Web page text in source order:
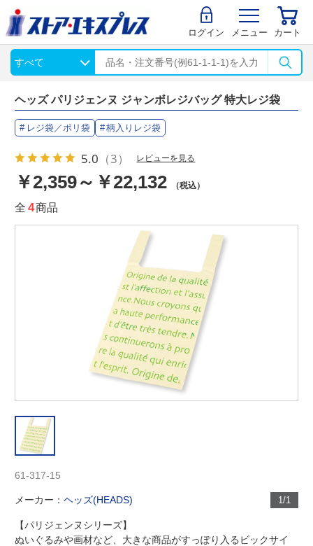
ログイン メニュー カート
ヘッズ パリジェンヌ ジャンボレジバッグ 特大レジ袋
レジ袋／ポリ袋 柄入りレジ袋
5.0 （3） レビューを見る
￥2,359～￥22,132 （税込）
全 4商品
1/1
61-317-15
メーカー：ヘッズ(HEADS)
【パリジェンヌシリーズ】
ぬいぐるみや画材など、大きな商品がすっぽり入るビックサイ